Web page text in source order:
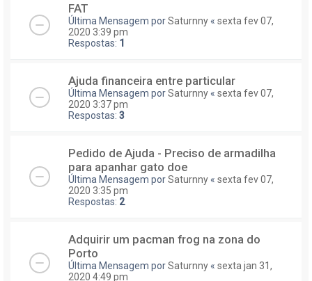
FAT
Última Mensagem porSaturnny « sexta fev 07,
2020 3:39 pm
Respostas: 1
Ajuda financeira entre particular
Última Mensagem porSaturnny « sexta fev 07,
2020 3:37 pm
Respostas: 3
Pedido de Ajuda - Preciso de armadilha
para apanhar gato doe
Última Mensagem porSaturnny « sexta fev 07,
2020 3:35 pm
Respostas: 2
Adquirir um pacman frog na zona do
Porto
Última Mensagem porSaturnny « sexta jan 31,
2020 4:49 pm